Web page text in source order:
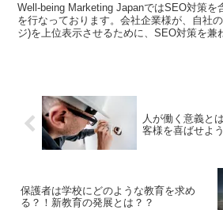
Well-being Marketing JapanではSEO対策を
を行なっております。会社企業様が、自社
ジ)を上位表示させるために、SEO対策を兼
人が働く意義と
客様を喜ばせよう
保護者は学校にどのような教育を求め
る？！新教育の発展とは？？